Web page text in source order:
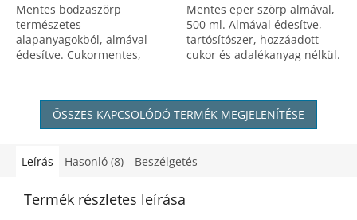
Mentes bodzaszörp
természetes
alapanyagokból, almával
édesítve. Cukormentes,
Mentes eper szörp almával,
500 ml. Almával édesítve,
tartósítószer, hozzáadott
cukor és adalékanyag nélkül.
ÖSSZES KAPCSOLÓDÓ TERMÉK MEGJELENÍTÉSE
Leírás Hasonló (8) Beszélgetés
Termék részletes leírása